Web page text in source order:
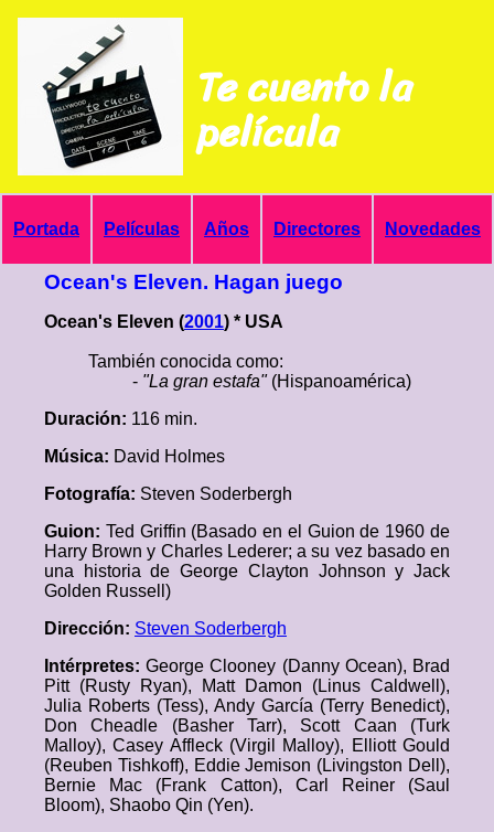
Te cuento la
película
Portada Películas Años Directores Novedades
Ocean's Eleven. Hagan juego
Ocean's Eleven (2001) * USA
También conocida como:
- "La gran estafa"(Hispanoamérica)
Duración: 116 min.
Música: David Holmes
Fotografía: Steven Soderbergh
Guion: Ted Griffin (Basado en el Guion de 1960 de
Harry Brown y Charles Lederer; a su vez basado en
una historia de George Clayton Johnson y Jack
Golden Russell)
Dirección: Steven Soderbergh
Intérpretes:George Clooney (Danny Ocean), Brad
Pitt (Rusty Ryan), Matt Damon (Linus Caldwell),
Julia Roberts (Tess), Andy García (Terry Benedict),
Don Cheadle (Basher Tarr), Scott Caan (Turk
Malloy), Casey Affleck (Virgil Malloy), Elliott Gould
(Reuben Tishkoff), Eddie Jemison (Livingston Dell),
Bernie Mac (Frank Catton), Carl Reiner (Saul
Bloom), Shaobo Qin (Yen).